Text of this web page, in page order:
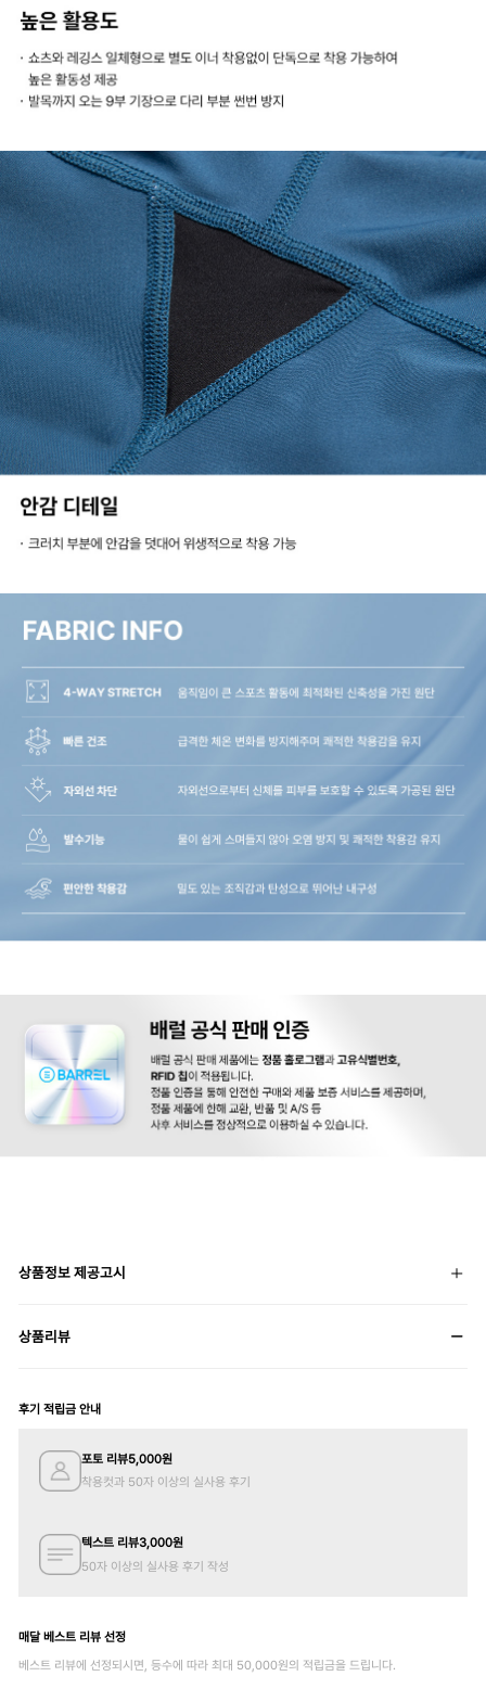
상품정보 제공고시
상품리뷰
후기 적립금 안내
포토 리뷰5,000원
착용컷과 50자 이상의 실사용 후기
텍스트 리뷰3,000원
50자 이상의 실사용 후기 작성
매달 베스트 리뷰 선정
베스트 리뷰에 선정되시면, 등수에 따라 최대 50,000원의 적립금을 드립니다.